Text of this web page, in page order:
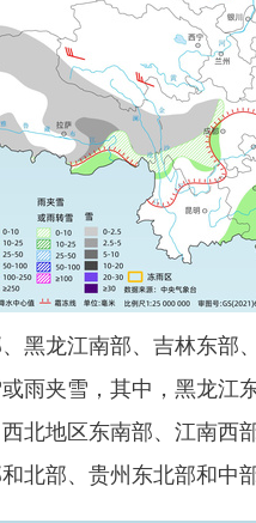
龙江南部、吉林东部
雨夹雪，其中，黑龙江
北地区东南部、江南西
北部、贵州东北部和中